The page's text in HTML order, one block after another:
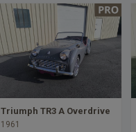
Triumph TR3 A Overdrive
1961